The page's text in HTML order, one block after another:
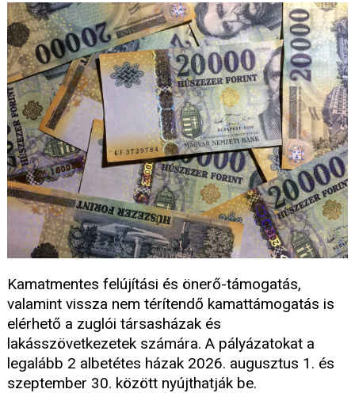
Kamatmentes felújítási és önerő-támogatás,
valamint vissza nem térítendő kamattámogatás is
elérhető a zuglói társasházak és
lakásszövetkezetek számára. A pályázatokat a
legalább 2 albetétes házak 2026. augusztus 1. és
szeptember 30. között nyújthatják be.